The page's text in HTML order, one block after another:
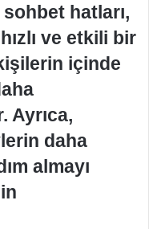
hatları,
ve etkili bir
içinde
Ayrıca,
daha
almayı